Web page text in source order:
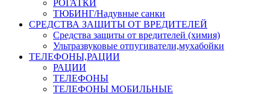
РОГАТКИ
ТЮБИНГ/Надувные санки
СРЕДСТВА ЗАЩИТЫ ОТ ВРЕДИТЕЛЕЙ
Средства защиты от вредителей (химия)
Ультразвуковые отпугиватели,мухабойки
ТЕЛЕФОНЫ,РАЦИИ
РАЦИИ
ТЕЛЕФОНЫ
ТЕЛЕФОНЫ МОБИЛЬНЫЕ